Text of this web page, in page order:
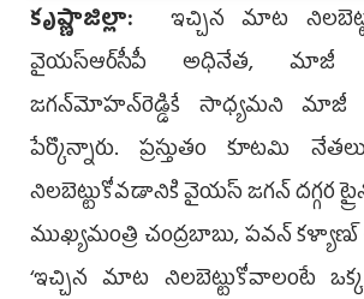
కృష్ణాజిల్లా: ఇచ్చిన మాట
వైయ‌స్ఆర్‌సీపీ అధినేత, మాజీ
జగన్‌మోహన్‌రెడ్డికే సాధ్యమని మాజీ
పేర్కొన్నారు. ప్రస్తుతం కూటమి
నిలబెట్టుకోవడానికి వైయ‌స్ జగన్ దగ్గర
ముఖ్యమంత్రి చంద్రబాబు, పవన్ కళ్యాణ్
‘ఇచ్చిన మాట నిలబెట్టుకోవాలంటే